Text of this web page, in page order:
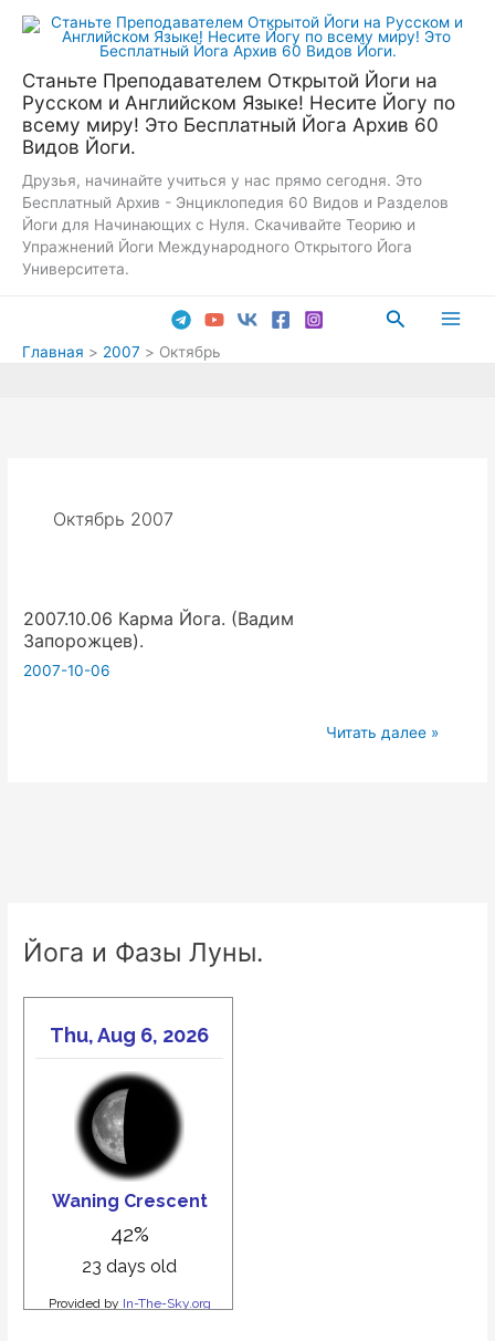
Перейти
Станьте Преподавателем Открытой Йоги на
Русском и Английском Языке! Несите Йогу по
всему миру! Это Бесплатный Йога Архив 60
Видов Йоги.
Друзья, начинайте учиться у нас прямо сегодня. Это
Бесплатный Архив - Энциклопедия 60 Видов и Разделов
Йоги для Начинающих с Нуля. Скачивайте Теорию и
Упражнений Йоги Международного Открытого Йога
Университета.
Поиск
Главная 2007 Октябрь
Октябрь 2007
2007.10.06 Карма Йога. (Вадим
Запорожцев).
2007-10-06
2007.10.06
Читать далее »
Йога и Фазы Луны.